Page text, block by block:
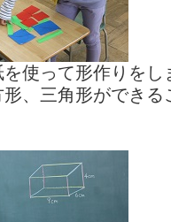
を使って形作りを
、三角形ができ